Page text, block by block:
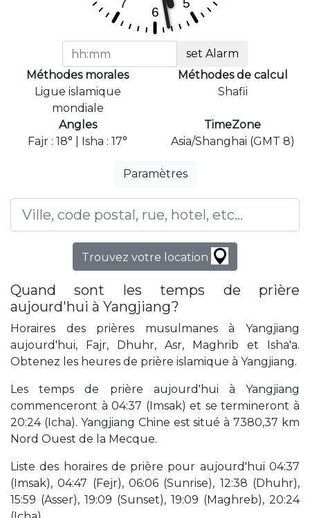
set Alarm
Méthodes morales
Ligue islamique
mondiale
Méthodes de calcul
Shafii
Angles
Fajr : 18° | Isha : 17°
TimeZone
Asia/Shanghai (GMT 8)
Paramètres
Trouvez votre location
Quand sont les temps de prière
aujourd'hui à Yangjiang?
Horaires des prières musulmanes à Yangjiang
aujourd'hui, Fajr, Dhuhr, Asr, Maghrib et Isha'a.
Obtenez les heures de prière islamique à Yangjiang.
Les temps de prière aujourd'hui à Yangjiang
commenceront à 04:37 (Imsak) et se termineront à
20:24 (Icha). Yangjiang Chine est situé à 7380,37 km
Nord Ouest de la Mecque.
Liste des horaires de prière pour aujourd'hui 04:37
(Imsak), 04:47 (Fejr), 06:06 (Sunrise), 12:38 (Dhuhr),
15:59 (Asser), 19:09 (Sunset), 19:09 (Maghreb), 20:24